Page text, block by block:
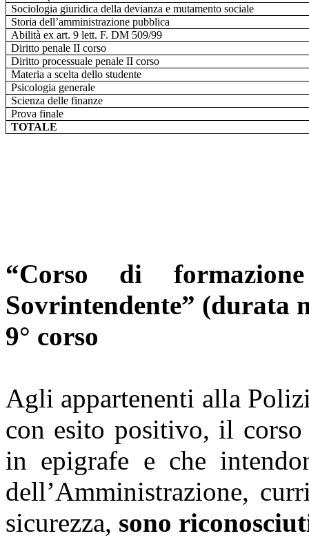
Sociologia giuridica della devianza e mutamento sociale
Storia dell’amministrazione pubblica
Abilità ex art. 9 lett. F. DM 509/99
Diritto penale II corso
Diritto processuale penale II corso
Materia a scelta dello studente
Psicologia generale
Scienza delle finanze
Prova finale
TOTALE
“Corso di
Sovrintendente” (durata
9° corso
Agli appartenenti alla
con esito positivo, il corso
in epigrafe e che
dell’Amministrazione,
sicurezza, sono